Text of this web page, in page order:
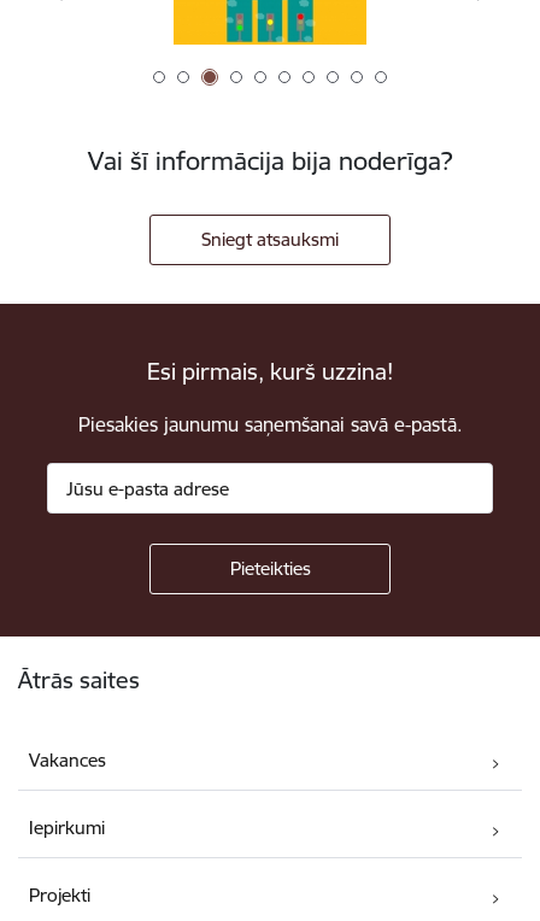
Vai šī informācija bija noderīga?
Sniegt atsauksmi
Esi pirmais, kurš uzzina!
Piesakies jaunumu saņemšanai savā e-pastā.
Ātrās saites
Vakances
Iepirkumi
Projekti